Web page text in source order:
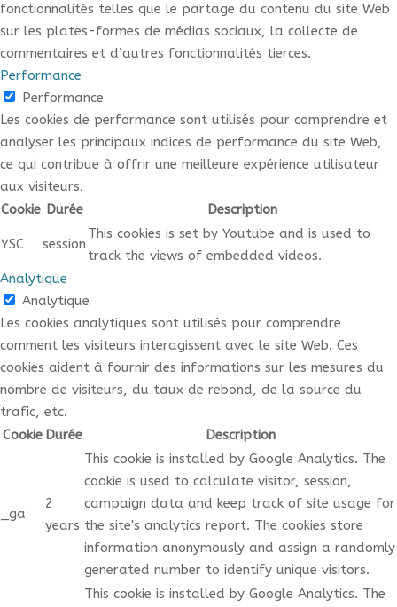
fonctionnalités telles que le partage du contenu du site Web
sur les plates-formes de médias sociaux, la collecte de
commentaires et d’autres fonctionnalités tierces.
Performance
Performance
Les cookies de performance sont utilisés pour comprendre et
analyser les principaux indices de performance du site Web,
ce qui contribue à offrir une meilleure expérience utilisateur
aux visiteurs.
Cookie Durée Description
YSC session
This cookies is set by Youtube and is used to
track the views of embedded videos.
Analytique
Analytique
Les cookies analytiques sont utilisés pour comprendre
comment les visiteurs interagissent avec le site Web. Ces
cookies aident à fournir des informations sur les mesures du
nombre de visiteurs, du taux de rebond, de la source du
trafic, etc.
Cookie Durée Description
_ga
2
years
This cookie is installed by Google Analytics. The
cookie is used to calculate visitor, session,
campaign data and keep track of site usage for
the site's analytics report. The cookies store
information anonymously and assign a randomly
generated number to identify unique visitors.
This cookie is installed by Google Analytics. The